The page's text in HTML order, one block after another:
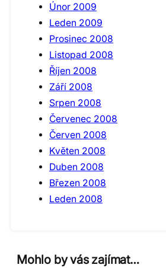
Únor 2009
Leden 2009
Prosinec 2008
Listopad 2008
Říjen 2008
Září 2008
Srpen 2008
Červenec 2008
Červen 2008
Květen 2008
Duben 2008
Březen 2008
Leden 2008
Mohlo by vás zajímat…